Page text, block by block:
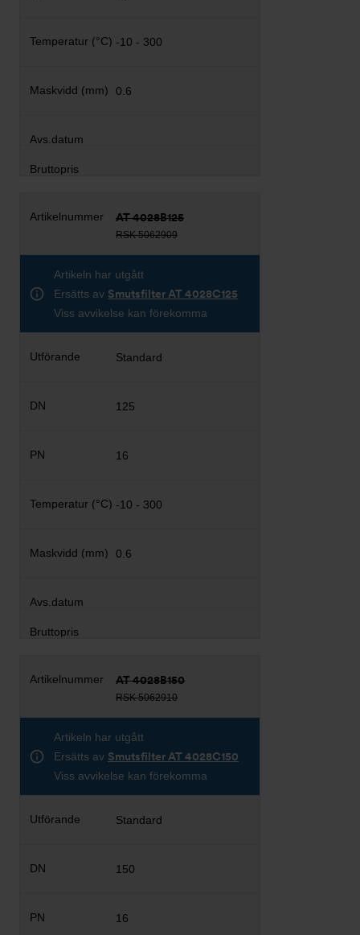
-10 - 300
0.6
AT 4028B125
RSK 5062909
Artikeln har utgått
Ersätts av Smutsfilter AT 4028C125
Viss avvikelse kan förekomma
Standard
125
16
-10 - 300
0.6
AT 4028B150
RSK 5062910
Artikeln har utgått
Ersätts av Smutsfilter AT 4028C150
Viss avvikelse kan förekomma
Standard
150
16